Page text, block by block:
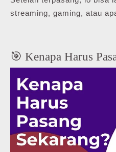
streaming, gaming, atau
🎯 Kenapa Harus